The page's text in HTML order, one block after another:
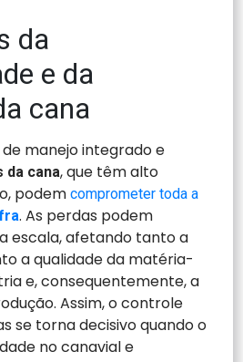
da
e da
cana
manejo integrado e
da cana, que têm alto
podemcomprometer toda a
. As perdas podem
escala, afetando tanto a
a qualidade da matéria-
e, consequentemente, a
Assim, o controle
se torna decisivo quando o
no canavial e